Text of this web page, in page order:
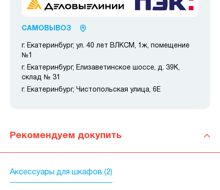
САМОВЫВОЗ
г. Екатеринбург, ул. 40 лет ВЛКСМ, 1ж, помещение
№1
г. Екатеринбург, Елизаветинское шоссе, д. 39К,
склад № 31
г. Екатеринбург, Чистопольская улица, 6Е
Рекомендуем докупить
Аксессуары для шкафов (2)